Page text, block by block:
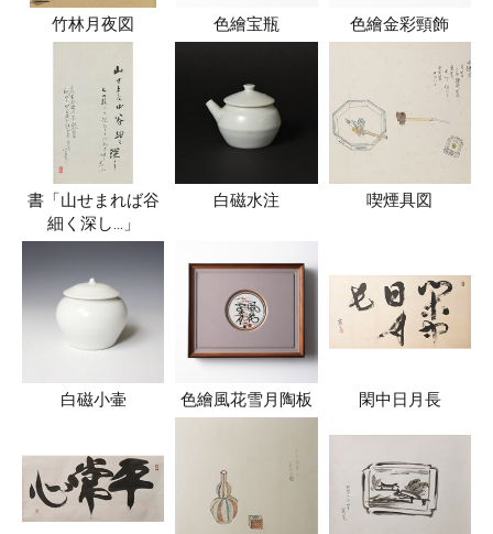
竹林月夜図 色繪宝瓶 色繪金彩頸飾
書「山せまれば谷
細く深し…」
白磁水注 喫煙具図
白磁小壷 色繪風花雪月陶板 閑中日月長